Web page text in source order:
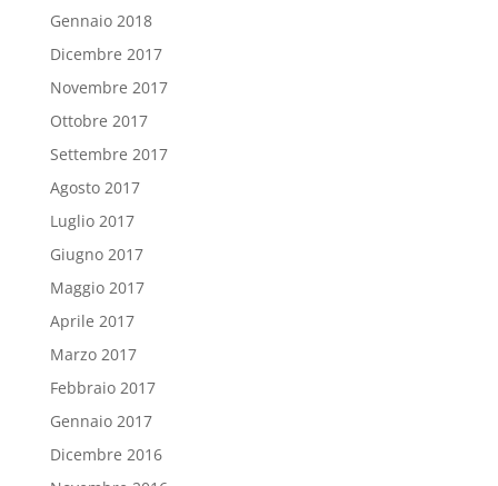
Gennaio 2018
Dicembre 2017
Novembre 2017
Ottobre 2017
Settembre 2017
Agosto 2017
Luglio 2017
Giugno 2017
Maggio 2017
Aprile 2017
Marzo 2017
Febbraio 2017
Gennaio 2017
Dicembre 2016